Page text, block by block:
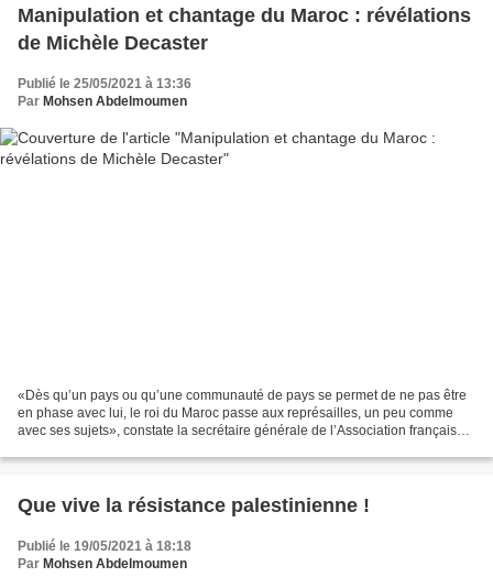
Manipulation et chantage du Maroc : révélations
de Michèle Decaster
Publié le 25/05/2021 à 13:36
Par Mohsen Abdelmoumen
«Dès qu’un pays ou qu’une communauté de pays se permet de ne pas être
en phase avec lui, le roi du Maroc passe aux représailles, un peu comme
avec ses sujets», constate la secrétaire générale de l’Association française
Que vive la résistance palestinienne !
Publié le 19/05/2021 à 18:18
Par Mohsen Abdelmoumen